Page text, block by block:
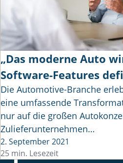
„Das moderne Auto
Software-Features
Die Automotive-Branche
eine umfassende
nur auf die großen
Zulieferunternehmen…
2. September 2021
25 min. Lesezeit